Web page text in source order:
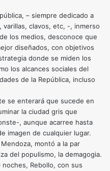
– siempre dedicado a
clavos, etc, -, inmerso
los medios, desconoce que
diseñados, con objetivos
donde se miden los
los alcances sociales del
de la República, incluso
se enterará que sucede en
la ciudad gris que
, aunque acarree hasta
imagen de cualquier lugar.
montó a la par
del populismo, la demagogia.
Rebollo, con sus